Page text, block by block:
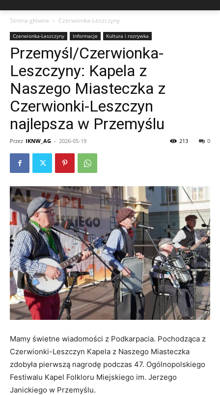
Strona główna Czerwionka-Leszczyny
Czerwionka-Leszczyny Informacje Kultura i rozrywka
Przemyśl/Czerwionka-
Leszczyny: Kapela z
Naszego Miasteczka z
Czerwionki-Leszczyn
najlepsza w Przemyślu
Przez IKNW_AG - 2026-05-19 0
213
Mamy świetne wiadomości z Podkarpacia. Pochodząca z
Czerwionki-Leszczyn Kapela z Naszego Miasteczka
zdobyła pierwszą nagrodę podczas 47. Ogólnopolskiego
Festiwalu Kapel Folkloru Miejskiego im. Jerzego
Janickiego w Przemyślu.